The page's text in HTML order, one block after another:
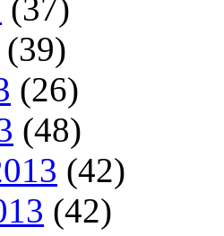
(37)
(39)
(26)
(48)
(42)
(42)